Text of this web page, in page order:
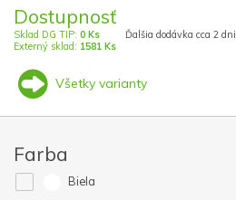
Dostupnosť
Sklad DG TIP: 0 Ks
Externý sklad: 1581 Ks
Ďalšia dodávka cca 2 dni
Všetky varianty
Farba
Biela